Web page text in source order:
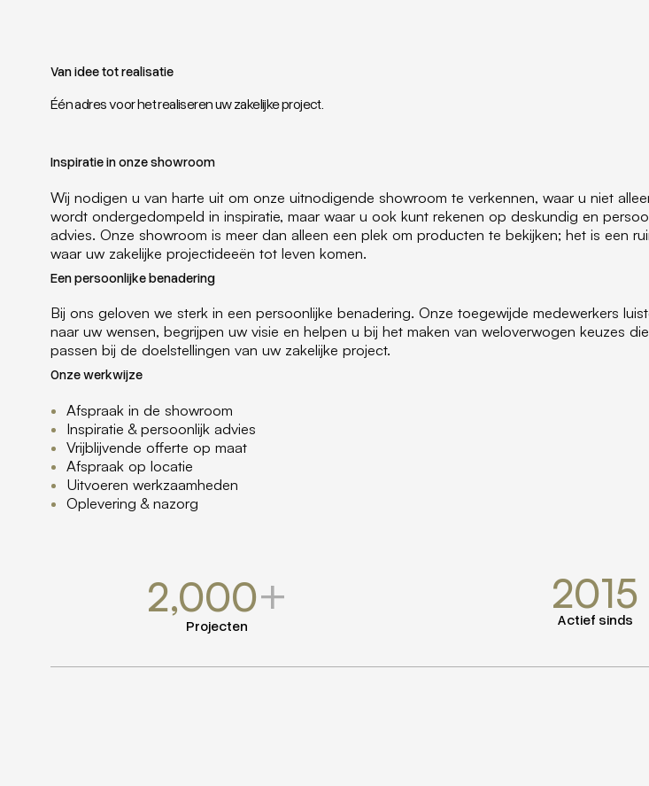
Van idee tot realisatie
Één adres voor het realiseren uw zakelijke project.
Inspiratie in onze showroom
Wij nodigen u van harte uit om onze uitnodigende showroom te verkennen, waar u niet
wordt ondergedompeld in inspiratie, maar waar u ook kunt rekenen op deskundig en
advies. Onze showroom is meer dan alleen een plek om producten te bekijken; het is een
waar uw zakelijke projectideeën tot leven komen.
Een persoonlijke benadering
Bij ons geloven we sterk in een persoonlijke benadering. Onze toegewijde medewerkers
naar uw wensen, begrijpen uw visie en helpen u bij het maken van weloverwogen keuzes die
passen bij de doelstellingen van uw zakelijke project.
Onze werkwijze
Afspraak in de showroom
Inspiratie & persoonlijk advies
Vrijblijvende offerte op maat
Afspraak op locatie
Uitvoeren werkzaamheden
Oplevering & nazorg
2,000+
Projecten
2015
Actief sinds